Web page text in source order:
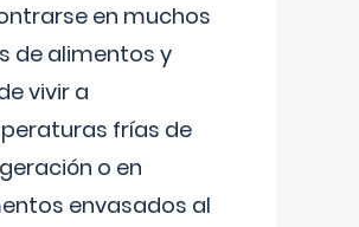
en muchos
de alimentos y
vivir a
frías de
o en
envasados al